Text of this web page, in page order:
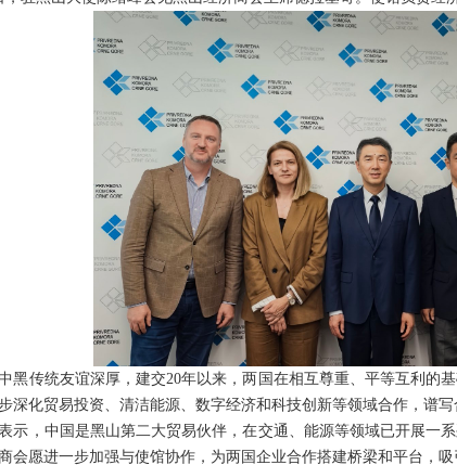
黑传统友谊深厚，建交20年以来，两国在相互尊重、平等互利的
深化贸易投资、清洁能源、数字经济和科技创新等领域合作，谱写
示，中国是黑山第二大贸易伙伴，在交通、能源等领域已开展一
会愿进一步加强与使馆协作，为两国企业合作搭建桥梁和平台，吸